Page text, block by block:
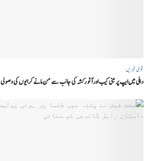
قومی خبریں
دہلی میں ایپ پر مبنی کیب اور آٹو رکشہ کی جانب سے من مانے کرایوں کی وصولی